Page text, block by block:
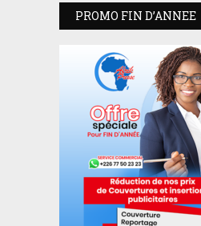
PROMO FIN D’ANNEE